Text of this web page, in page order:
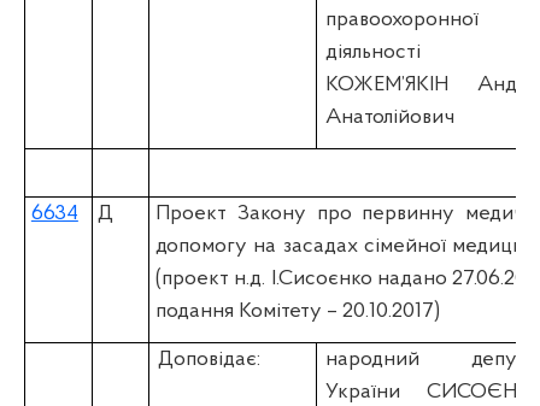
правоохоронної
діяльності
КОЖЕМ’ЯКІН
Анатолійович
6634 Д
Проект Закону про первинну
допомогу на засадах сімейної
(проект н.д. І.Сисоєнко надано
подання Комітету – 20.10.2017)
Доповідає:
народний
України